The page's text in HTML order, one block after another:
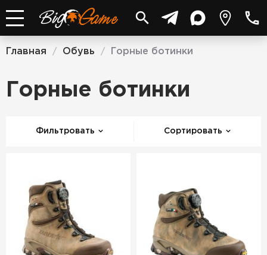
Главная / Обувь / Горные ботинки
Горные ботинки
Фильтровать Сортировать